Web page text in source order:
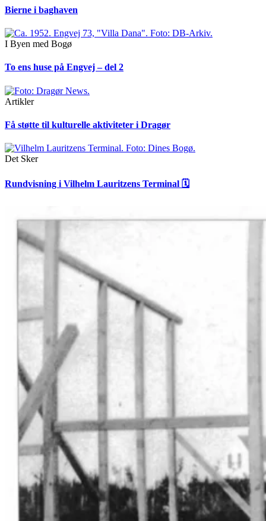
Bierne i baghaven
I Byen med Bogø
To ens huse på Engvej – del 2
Artikler
Få støtte til kulturelle aktiviteter i Dragør
Det Sker
Rundvisning i Vilhelm Lauritzens Terminal 🗓